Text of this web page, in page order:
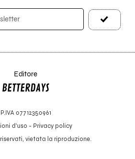
Editore
P.IVA 07712350961
d'uso - Privacy policy
vietata la riproduzione.